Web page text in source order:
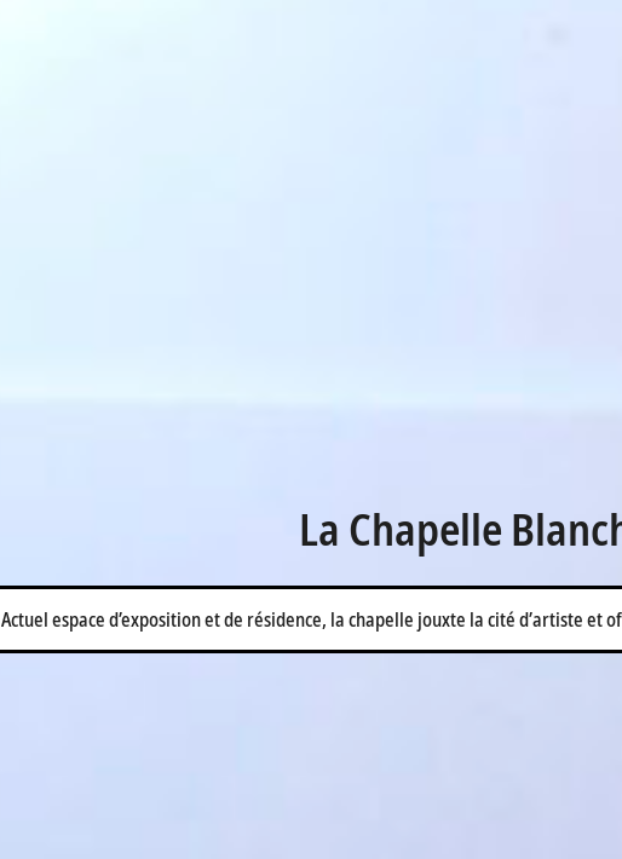
La Chapelle
Actuel espace d’exposition et de résidence, la chapelle jouxte la cité d’artiste et